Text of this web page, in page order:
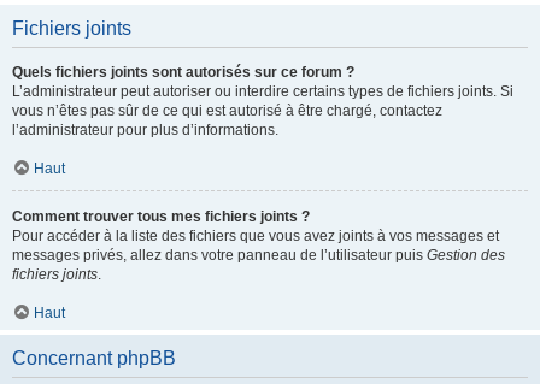
Fichiers joints
Quels fichiers joints sont autorisés sur ce forum ?
L’administrateur peut autoriser ou interdire certains types de fichiers joints. Si
vous n’êtes pas sûr de ce qui est autorisé à être chargé, contactez
l’administrateur pour plus d’informations.
Haut
Comment trouver tous mes fichiers joints ?
Pour accéder à la liste des fichiers que vous avez joints à vos messages et
messages privés, allez dans votre panneau de l’utilisateur puis Gestion des
fichiers joints.
Haut
Concernant phpBB